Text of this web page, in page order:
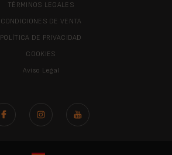
TÉRMINOS LEGALES
CONDICIONES DE VENTA
POLÍTICA DE PRIVACIDAD
COOKIES
Aviso Legal